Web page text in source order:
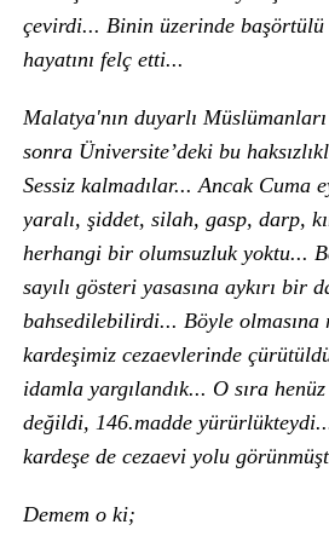
çevirdi... Binin üzerinde başörtülü
hayatını felç etti...
Malatya'nın duyarlı
sonra Üniversite’deki bu
Sessiz kalmadılar... Ancak Cuma
yaralı, şiddet, silah, gasp, darp,
herhangi bir olumsuzluk yoktu...
sayılı gösteri yasasına aykırı bir
bahsedilebilirdi... Böyle olmasına
kardeşimiz cezaevlerinde
idamla yargılandık... O sıra
değildi, 146.madde
kardeşe de cezaevi yolu
Demem o ki;